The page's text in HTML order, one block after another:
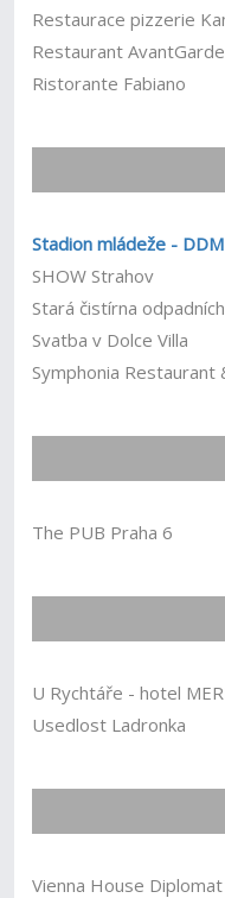
Restaurace pizzerie
Restaurant AvantGarde
Ristorante Fabiano
Stadion mládeže -
SHOW Strahov
Stará čistírna
Svatba v Dolce Villa
Symphonia Restaurant
The PUB Praha 6
U Rychtáře - hotel
Usedlost Ladronka
Vienna House